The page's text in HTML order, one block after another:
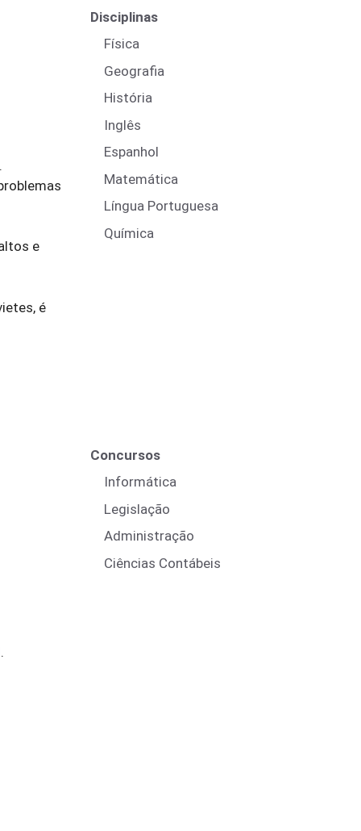
e
é
.
Disciplinas
Física
Geografia
História
Inglês
Espanhol
Matemática
Língua Portuguesa
Química
Concursos
Informática
Legislação
Administração
Ciências Contábeis